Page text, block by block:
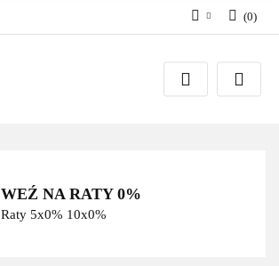
Zaloguj się
Zarejestruj się
(0)
WEŹ NA RATY 0%
Raty 5x0% 10x0%